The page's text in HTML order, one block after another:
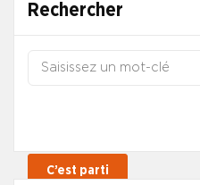
Rechercher